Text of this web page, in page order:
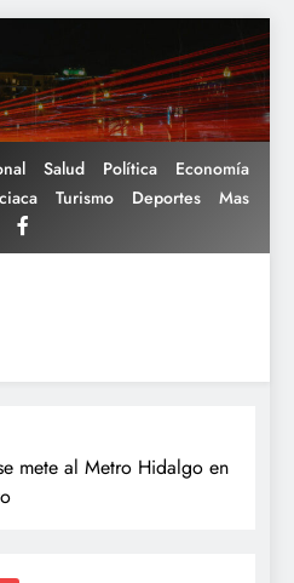
Salud Política
Economía
Turismo Deportes Mas
mete al Metro Hidalgo en